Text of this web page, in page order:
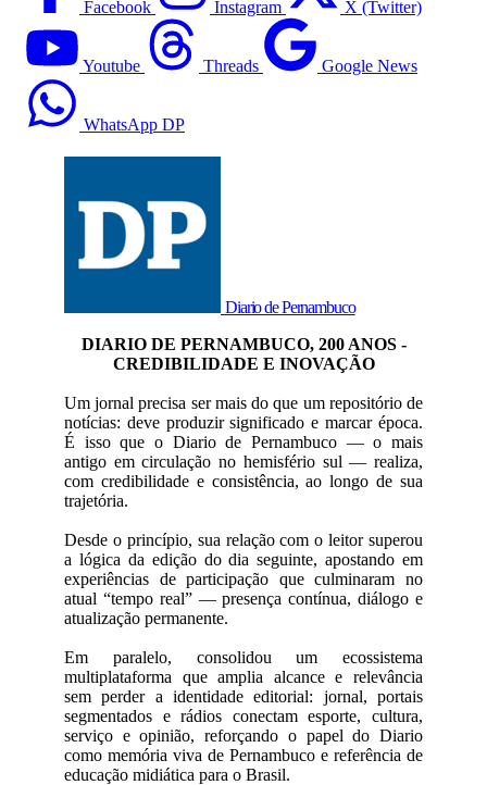
Facebook Instagram X (Twitter)
Youtube Threads Google News
WhatsApp DP
Diario de Pernambuco
DIARIO DE PERNAMBUCO, 200 ANOS -
CREDIBILIDADE E INOVAÇÃO
Um jornal precisa ser mais do que um repositório de
notícias: deve produzir significado e marcar época.
É isso que o Diario de Pernambuco — o mais
antigo em circulação no hemisfério sul — realiza,
com credibilidade e consistência, ao longo de sua
trajetória.
Desde o princípio, sua relação com o leitor superou
a lógica da edição do dia seguinte, apostando em
experiências de participação que culminaram no
atual “tempo real” — presença contínua, diálogo e
atualização permanente.
Em paralelo, consolidou um ecossistema
multiplataforma que amplia alcance e relevância
sem perder a identidade editorial: jornal, portais
segmentados e rádios conectam esporte, cultura,
serviço e opinião, reforçando o papel do Diario
como memória viva de Pernambuco e referência de
educação midiática para o Brasil.